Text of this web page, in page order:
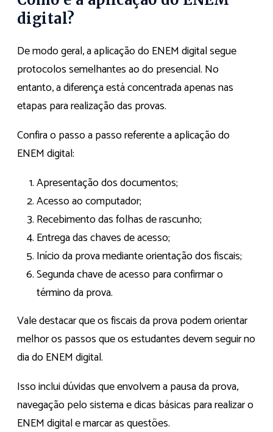
digital?
De modo geral, a aplicação do ENEM digital segue
protocolos semelhantes ao do presencial. No
entanto, a diferença está concentrada apenas nas
etapas para realização das provas.
Confira o passo a passo referente a aplicação do
ENEM digital:
Apresentação dos documentos;
Acesso ao computador;
Recebimento das folhas de rascunho;
Entrega das chaves de acesso;
Início da prova mediante orientação dos fiscais;
Segunda chave de acesso para confirmar o
término da prova.
Vale destacar que os fiscais da prova podem orientar
melhor os passos que os estudantes devem seguir no
dia do ENEM digital.
Isso inclui dúvidas que envolvem a pausa da prova,
navegação pelo sistema e dicas básicas para realizar o
ENEM digital e marcar as questões.